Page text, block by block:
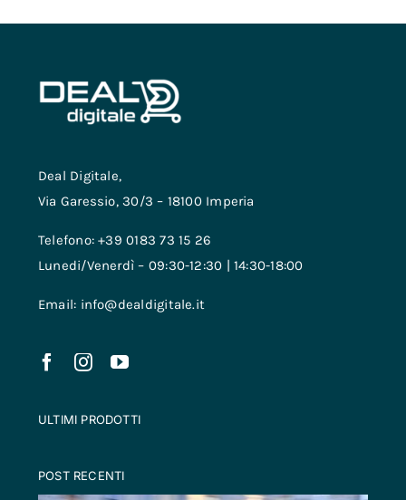
Deal Digitale,
Via Garessio, 30/3 – 18100 Imperia
Telefono: +39 0183 73 15 26
Lunedi/Venerdì – 09:30-12:30 | 14:30-18:00
Email: info@dealdigitale.it
ULTIMI PRODOTTI
POST RECENTI